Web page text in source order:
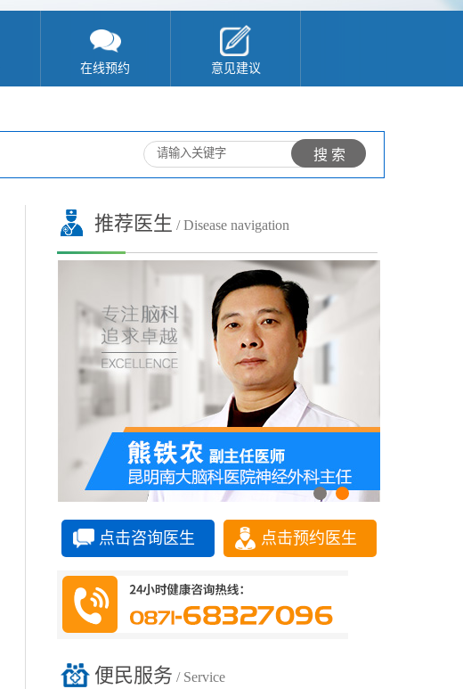
在线预约 意见建议
推荐医生 / Disease navigation
点击咨询医生 点击预约医生
便民服务 / Service